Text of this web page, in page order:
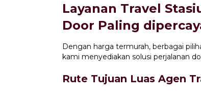
Layanan Travel
Door Paling
Dengan harga termurah, berbagai
kami menyediakan solusi perjalanan
Rute Tujuan Luas Agen